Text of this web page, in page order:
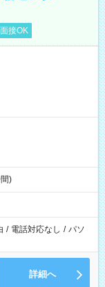
接OK
)
/ 電話対応なし / パソ
詳細へ